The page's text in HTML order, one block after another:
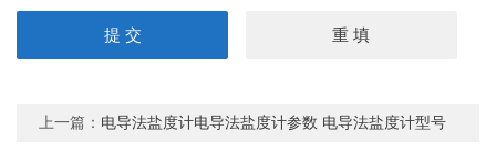
上一篇： 电导法盐度计电导法盐度计参数 电导法盐度计型号